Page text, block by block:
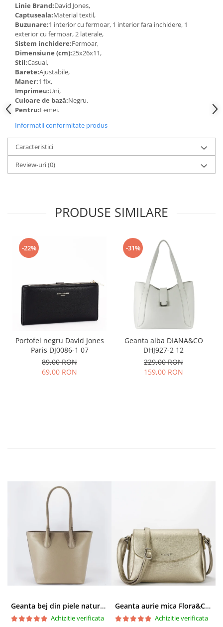
Linie Brand:David Jones,
Captuseala:Material textil,
Buzunare:1 interior cu fermoar, 1 interior fara inchidere, 1
exterior cu fermoar, 2 laterale,
Sistem inchidere:Fermoar,
Dimensiune (cm):25x26x11,
Stil:Casual,
Barete:Ajustabile,
Maner:1 fix,
Imprimeu:Uni,
Culoare de bază:Negru,
Pentru:Femei.
Informatii conformitate produs
Caracteristici
Review-uri(0)
PRODUSE SIMILARE
-22%
Portofel negru David Jones
Paris DJ0086-1 07
89,00 RON
69,00 RON
-31%
Geanta alba DIANA&CO
DHJ927-2 12
229,00 RON
159,00 RON
Geanta bej din piele naturala 8966 123
Achizitie verificata
Geanta aurie mica Flora&CO Paris H6930 16
Achizitie verificata